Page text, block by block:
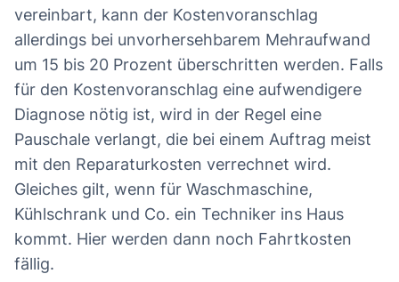
vereinbart, kann der Kostenvoranschlag
allerdings bei unvorhersehbarem Mehraufwand
um 15 bis 20 Prozent überschritten werden. Falls
für den Kostenvoranschlag eine aufwendigere
Diagnose nötig ist, wird in der Regel eine
Pauschale verlangt, die bei einem Auftrag meist
mit den Reparaturkosten verrechnet wird.
Gleiches gilt, wenn für Waschmaschine,
Kühlschrank und Co. ein Techniker ins Haus
kommt. Hier werden dann noch Fahrtkosten
fällig.